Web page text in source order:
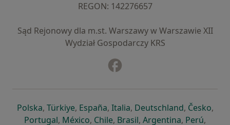
REGON: ⁠142276657
Sąd Rejonowy dla m.st. Warszawy w Warszawie XII
Wydział Gospodarczy KRS
Polskaotwiera się w nowej karcie
, Türkiyeotwiera się w nowej karcie
, Españaotwiera się w nowej karcie
, Italiaotwiera się w nowej
, Deutschlandotwiera się
, Česko,
Portugalotwiera się w nowej karcie
, Méxicootwiera się w nowej karcie
, Chileotwiera się w nowej karcie
, Brasilotwiera się w nowej
, Argentinaotwiera się
, Perú,